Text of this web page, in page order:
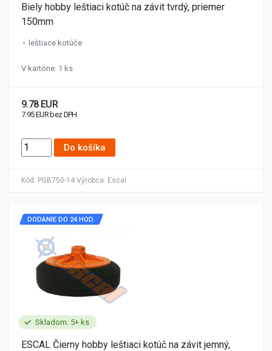
Kód: PGB750-14 Výrobca: Escal
Biely hobby leštiaci kotúč na závit tvrdý, priemer
150mm
leštiace kotúče
V kartóne: 1 ks
9.78 EUR
7.95 EUR bez DPH
Do košíka
Skladom: 5+ ks
DODANIE DO 24 HOD.
ESCAL Čierny hobby leštiaci kotúč na závit jemný,